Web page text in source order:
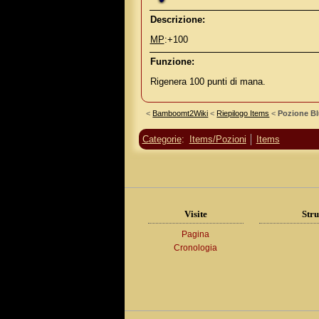
Descrizione:
MP:+100
Funzione:
Rigenera 100 punti di mana.
< Bamboomt2Wiki < Riepilogo Items <Pozione
Categorie: Items/Pozioni Items
Visite
Pagina
Cronologia